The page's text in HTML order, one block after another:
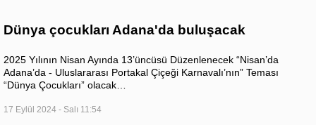
Dünya çocukları Adana'da buluşacak
2025 Yılının Nisan Ayında 13’üncüsü Düzenlenecek “Nisan’da
Adana’da - Uluslararası Portakal Çiçeği Karnavalı’nın” Teması
“Dünya Çocukları” olacak…
17 Eylül 2024 - Salı 11:54